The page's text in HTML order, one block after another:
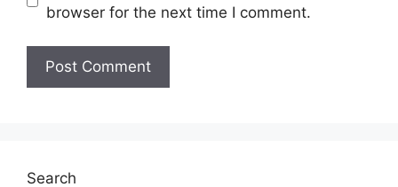
browser for the next time I comment.
Search